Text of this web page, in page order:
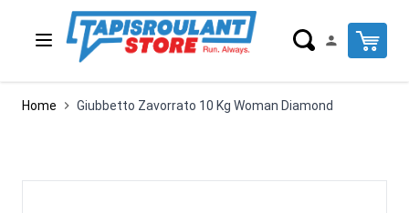
Salta al contenuto
Cart
Home Giubbetto Zavorrato 10 Kg Woman Diamond